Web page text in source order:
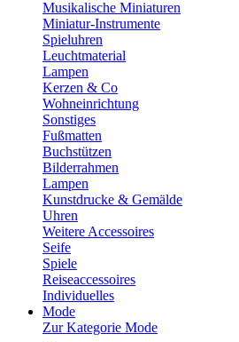
Musikalische Miniaturen
Miniatur-Instrumente
Spieluhren
Leuchtmaterial
Lampen
Kerzen & Co
Wohneinrichtung
Sonstiges
Fußmatten
Buchstützen
Bilderrahmen
Lampen
Kunstdrucke & Gemälde
Uhren
Weitere Accessoires
Seife
Spiele
Reiseaccessoires
Individuelles
Mode
Zur Kategorie Mode